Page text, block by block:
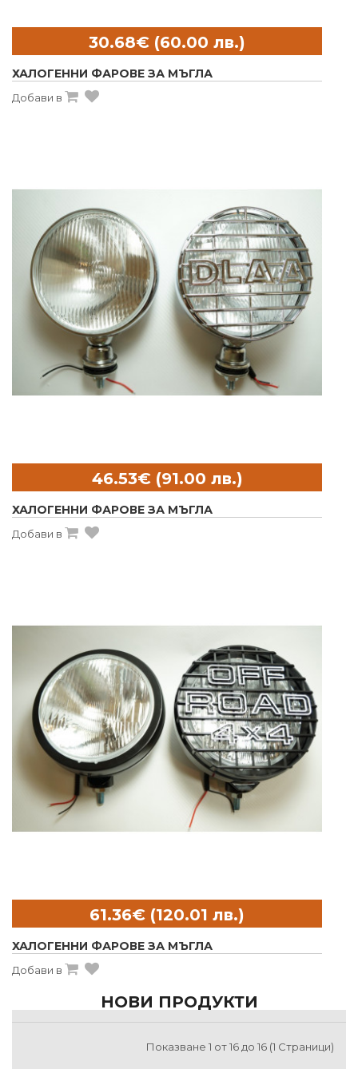
ХАЛОГЕННИ ФАРОВЕ ЗА МЪГЛА
Добави в
ХАЛОГЕННИ ФАРОВЕ ЗА МЪГЛА
Добави в
ХАЛОГЕННИ ФАРОВЕ ЗА МЪГЛА
Добави в
Показване 1 от 16 до 16 (1 Страници)
НОВИ ПРОДУКТИ